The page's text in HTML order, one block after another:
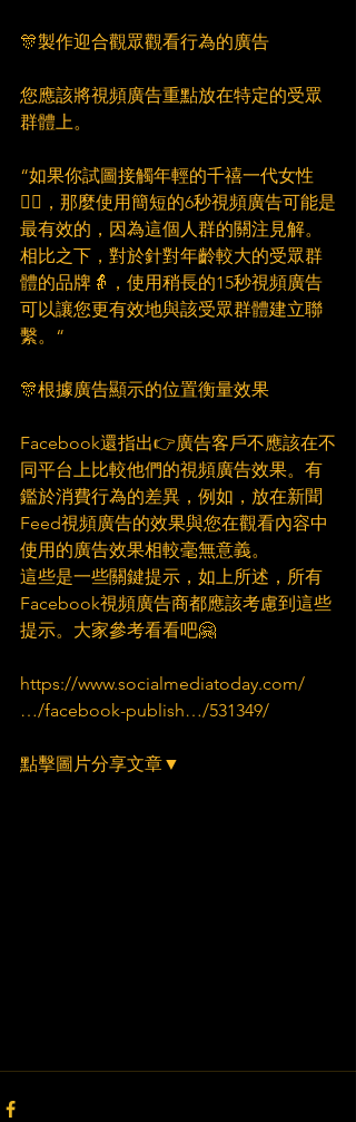
🎊製作迎合觀眾觀看行為的廣告
您應該將視頻廣告重點放在特定的受眾
群體上。
“如果你試圖接觸年輕的千禧一代女性
💁‍♀，那麼使用簡短的6秒視頻廣告可能是
最有效的，因為這個人群的關注見解。
相比之下，對於針對年齡較大的受眾群
體的品牌👵，使用稍長的15秒視頻廣告
可以讓您更有效地與該受眾群體建立聯
繫。“
🎊根據廣告顯示的位置衡量效果
Facebook還指出👉廣告客戶不應該在不
同平台上比較他們的視頻廣告效果。有
鑑於消費行為的差異，例如，放在新聞
Feed視頻廣告的效果與您在觀看內容中
使用的廣告效果相較毫無意義。
這些是一些關鍵提示，如上所述，所有
Facebook視頻廣告商都應該考慮到這些
提示。大家參考看看吧🤗
https://www.socialmediatoday.com/
…/facebook-publish…/531349/
點擊圖片分享文章▼